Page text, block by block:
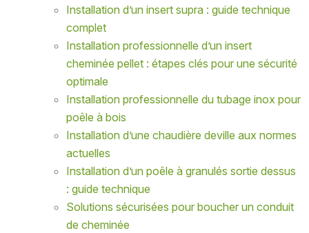
Installation d’un insert supra : guide technique
complet
Installation professionnelle d’un insert
cheminée pellet : étapes clés pour une sécurité
optimale
Installation professionnelle du tubage inox pour
poêle à bois
Installation d’une chaudière deville aux normes
actuelles
Installation d’un poêle à granulés sortie dessus
: guide technique
Solutions sécurisées pour boucher un conduit
de cheminée